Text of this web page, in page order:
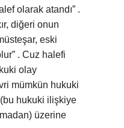
olarak atandı” .
diğeri onun
eski
. Cuz halefi
olay
mümkün hukuki
(bu hukuki ilişkiye
üzerine